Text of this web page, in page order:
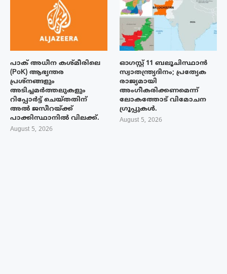
പാക് അധീന കശ്മീരിലെ
(PoK) ആഭ്യന്തര
പ്രശ്നങ്ങളും
അടിച്ചമർത്തലുകളും
റിപ്പോർട്ട് ചെയ്തതിന്
അൽ ജസീറയ്‌ക്ക്
പാക്കിസ്ഥാനിൽ വിലക്ക്.
August 5, 2026
ഓഗസ്റ്റ് 11 ബലൂചിസ്ഥാൻ
സ്വാതന്ത്ര്യദിനം; പ്രത്യേക
രാജ്യമായി
അംഗീകരിക്കണമെന്ന്
ലോകത്തോട് വിമോചന
ഗ്രൂപ്പുകൾ.
August 5, 2026